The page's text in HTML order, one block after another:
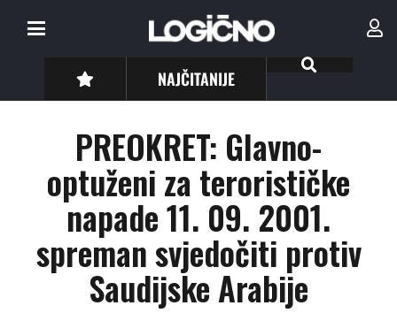
NAJČITANIJE
PREOKRET: Glavno-
optuženi za terorističke
napade 11. 09. 2001.
spreman svjedočiti protiv
Saudijske Arabije